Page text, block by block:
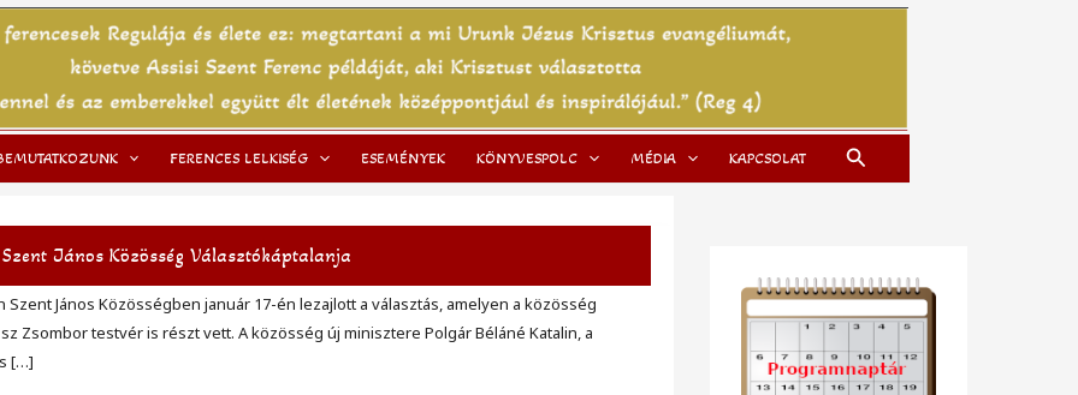
FERENCES LELKISÉG ESEMÉNYEK KÖNYVESPOLC MÉDIA KAPCSOLAT Search
János Közösség Választókáptalanja
Szent János Közösségben január 17-én lezajlott a választás, amelyen a közösség
Zsombor testvér is részt vett. A közösség új minisztere Polgár Béláné Katalin, a
[…]